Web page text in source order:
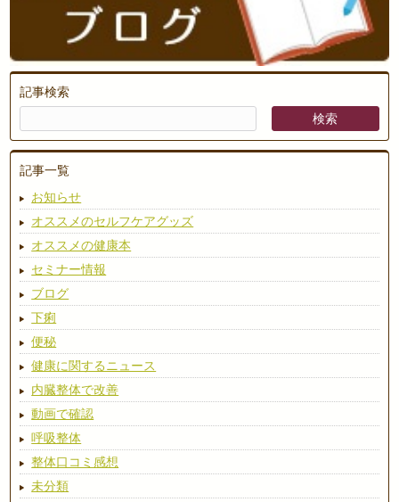
記事検索
記事一覧
お知らせ
オススメのセルフケアグッズ
オススメの健康本
セミナー情報
ブログ
下痢
便秘
健康に関するニュース
内臓整体で改善
動画で確認
呼吸整体
整体口コミ感想
未分類